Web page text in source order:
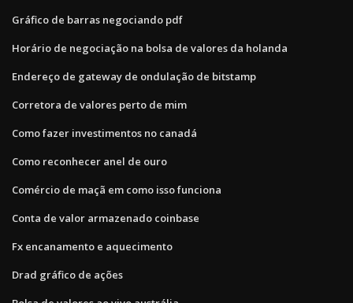
Gráfico de barras negociando pdf
Horário de negociação na bolsa de valores da holanda
Endereço de gateway de ondulação de bitstamp
Corretora de valores perto de mim
Como fazer investimentos no canadá
Como reconhecer anel de ouro
Comércio de maçã em como isso funciona
Conta de valor armazenado coinbase
Fx encanamento e aquecimento
Drad gráfico de ações